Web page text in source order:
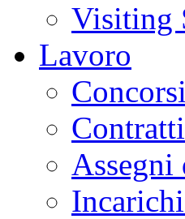
Visiting
Lavoro
Concorsi
Assegni